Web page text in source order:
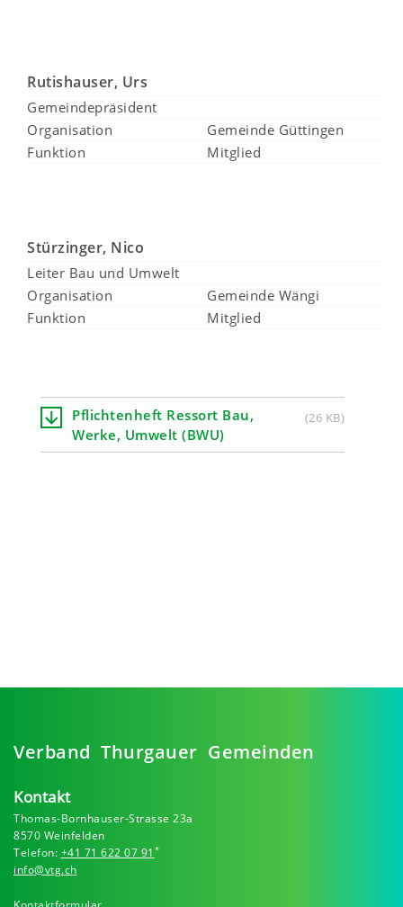
Rutishauser, Urs
Gemeindepräsident
Organisation
Gemeinde Güttingen
Funktion
Mitglied
Stürzinger, Nico
Leiter Bau und Umwelt
Organisation
Gemeinde Wängi
Funktion
Mitglied
Pflichtenheft Ressort Bau,
Werke, Umwelt (BWU)
(26 KB)
Verband Thurgauer Gemeinden
Kontakt
Thomas-Bornhauser-Strasse 23a
8570 Weinfelden
Telefon: +41 71 622 07 91 *
info@vtg.ch